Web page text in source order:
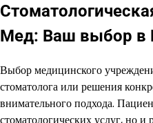
Мед: Ваш выбор в
Выбор медицинского
стоматолога или решения
внимательного подхода.
стоматологических услуг, но